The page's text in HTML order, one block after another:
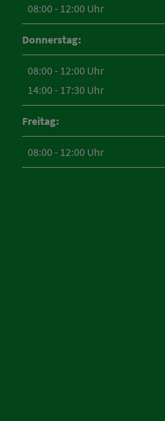
08:00 - 12:00 Uhr
Donnerstag:
08:00 - 12:00 Uhr
14:00 - 17:30 Uhr
Freitag:
08:00 - 12:00 Uhr